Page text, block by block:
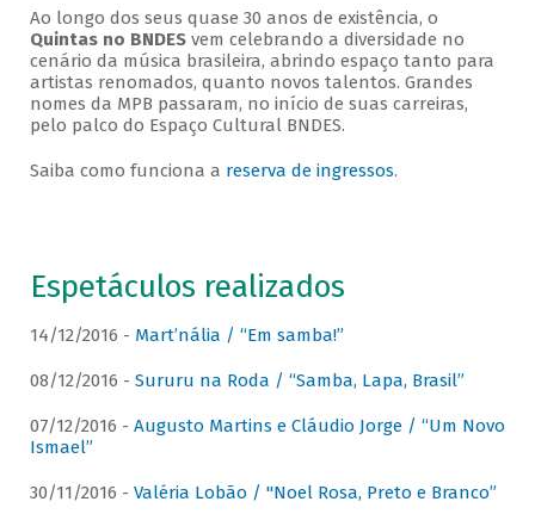
Ao longo dos seus quase 30 anos de existência, o
Quintas no BNDESvem celebrando a diversidade no
cenário da música brasileira, abrindo espaço tanto para
artistas renomados, quanto novos talentos. Grandes
nomes da MPB passaram, no início de suas carreiras,
pelo palco do Espaço Cultural BNDES.
Saiba como funciona a reserva de ingressos.
Espetáculos realizados
14/12/2016 - Mart’nália / “Em samba!”
08/12/2016 - Sururu na Roda / “Samba, Lapa, Brasil”
07/12/2016 - Augusto Martins e Cláudio Jorge / “Um Novo
Ismael”
30/11/2016 - Valéria Lobão / "Noel Rosa, Preto e Branco”